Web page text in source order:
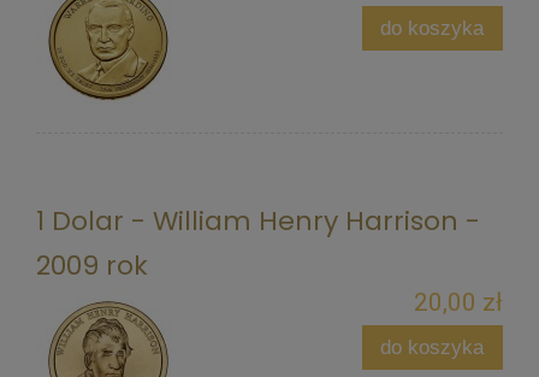
do koszyka
1 Dolar - William Henry Harrison -
2009 rok
20,00 zł
do koszyka